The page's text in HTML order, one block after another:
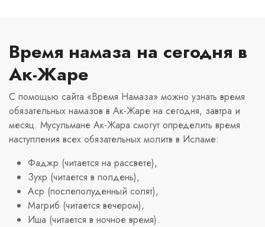
Время намаза на сегодня в
Ак-Жаре
С помощью сайта «Время Намаза» можно узнать время
обязательных намазов в Ак-Жаре на сегодня, завтра и
месяц. Мусульмане Ак-Жара смогут определить время
наступления всех обязательных молитв в Исламе:
Фаджр (читается на рассвете),
Зухр (читается в полдень),
Аср (послеполуденный солят),
Магриб (читается вечером),
Иша (читается в ночное время).